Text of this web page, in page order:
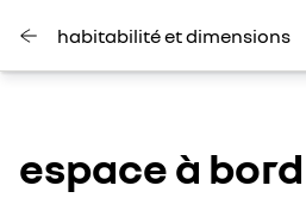
habitabilité et dimensions
espace à bord